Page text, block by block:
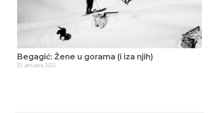
Begagić: Žene u gorama (i iza njih)
31. januara 2021.